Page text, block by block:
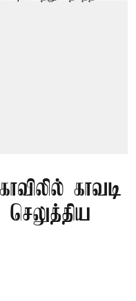
காவடி
செலுத்திய